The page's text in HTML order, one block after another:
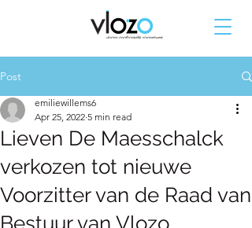
Post
Lieven De Maesschalck
verkozen tot nieuwe
Voorzitter van de Raad van
Bestuur van Vlozo
emiliewillems6
Apr 25, 2022 5 min read